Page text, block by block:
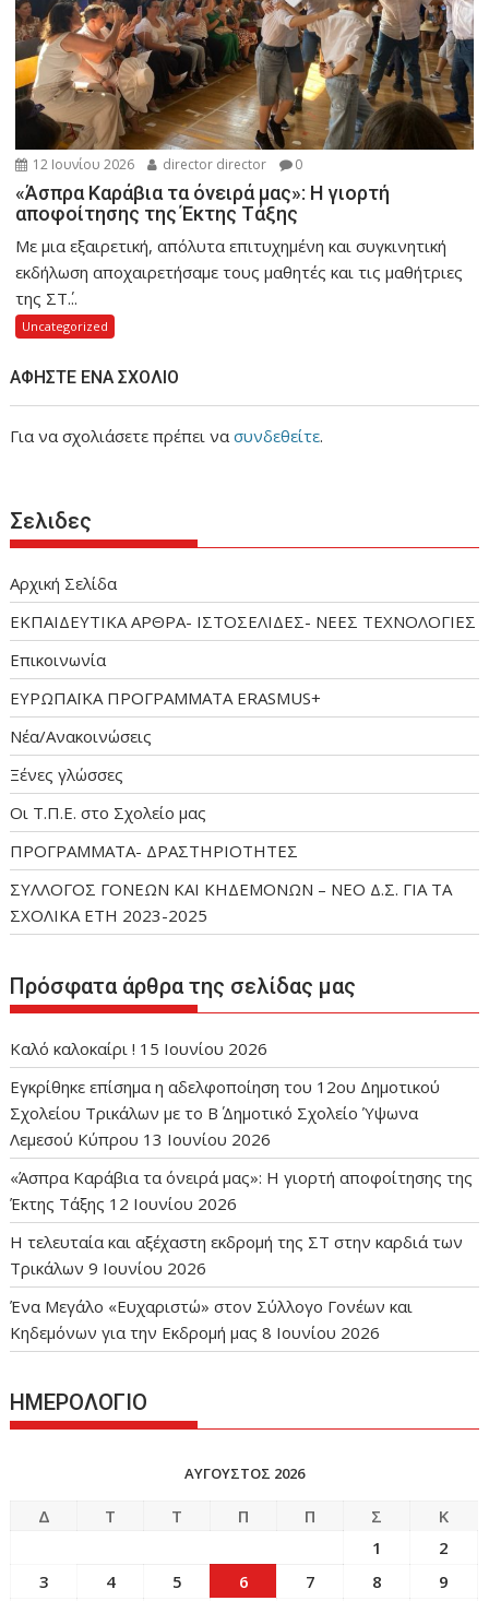
12 Ιουνίου 2026 director director 0
«Άσπρα Καράβια τα όνειρά μας»: Η γιορτή
αποφοίτησης της Έκτης Τάξης
Με μια εξαιρετική, απόλυτα επιτυχημένη και συγκινητική
εκδήλωση αποχαιρετήσαμε τους μαθητές και τις μαθήτριες
της ΣΤ΄...
Uncategorized
ΑΦΉΣΤΕ ΈΝΑ ΣΧΌΛΙΟ
Για να σχολιάσετε πρέπει νασυνδεθείτε.
Σελιδες
Αρχική Σελίδα
ΕΚΠΑΙΔΕΥΤΙΚΑ ΑΡΘΡΑ- ΙΣΤΟΣΕΛΙΔΕΣ- ΝΕΕΣ ΤΕΧΝΟΛΟΓΙΕΣ
Επικοινωνία
ΕΥΡΩΠΑΪΚΑ ΠΡΟΓΡΑΜΜΑΤΑ ERASMUS+
Νέα/Ανακοινώσεις
Ξένες γλώσσες
Οι Τ.Π.Ε. στο Σχολείο μας
ΠΡΟΓΡΑΜΜΑΤΑ- ΔΡΑΣΤΗΡΙΟΤΗΤΕΣ
ΣΥΛΛΟΓΟΣ ΓΟΝΕΩΝ ΚΑΙ ΚΗΔΕΜΟΝΩΝ – ΝΕΟ Δ.Σ. ΓΙΑ ΤΑ
ΣΧΟΛΙΚΑ ΕΤΗ 2023-2025
Πρόσφατα άρθρα της σελίδας μας
Καλό καλοκαίρι ! 15 Ιουνίου 2026
Εγκρίθηκε επίσημα η αδελφοποίηση του 12ου Δημοτικού
Σχολείου Τρικάλων με το Β΄ Δημοτικό Σχολείο Ύψωνα
Λεμεσού Κύπρου 13 Ιουνίου 2026
«Άσπρα Καράβια τα όνειρά μας»: Η γιορτή αποφοίτησης της
Έκτης Τάξης 12 Ιουνίου 2026
Η τελευταία και αξέχαστη εκδρομή της ΣΤ στην καρδιά των
Τρικάλων 9 Ιουνίου 2026
Ένα Μεγάλο «Ευχαριστώ» στον Σύλλογο Γονέων και
Κηδεμόνων για την Εκδρομή μας 8 Ιουνίου 2026
ΗΜΕΡΟΛΟΓΙΟ
ΑΎΓΟΥΣΤΟΣ 2026
Δ Τ Τ Π Π Σ
Κ
1
2
3
4 5 6 7 8
9